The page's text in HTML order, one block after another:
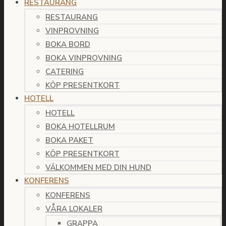
RESTAURANG
RESTAURANG
VINPROVNING
BOKA BORD
BOKA VINPROVNING
CATERING
KÖP PRESENTKORT
HOTELL
HOTELL
BOKA HOTELLRUM
BOKA PAKET
KÖP PRESENTKORT
VÄLKOMMEN MED DIN HUND
KONFERENS
KONFERENS
VÅRA LOKALER
GRAPPA